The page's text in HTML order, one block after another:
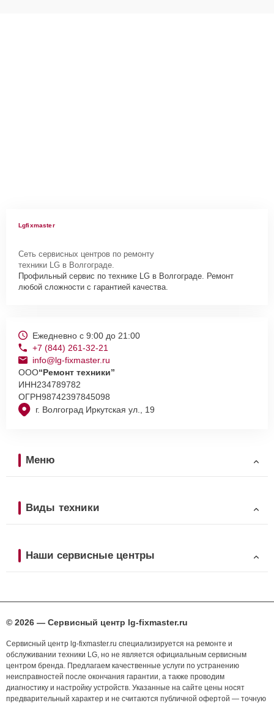
Lgfixmaster
Сеть сервисных центров по ремонту
техники LG в Волгограде.
Профильный сервис по технике LG в Волгограде. Ремонт
любой сложности с гарантией качества.
г. Волгоград Иркутская ул., 19
Ежедневно с 9:00 до 21:00
+7 (844) 261-32-21
info@lg-fixmaster.ru
ООО“Ремонт техники”
ИНН234789782
ОГРН98742397845098
Меню
Виды техники
Наши сервисные центры
© 2026 — Сервисный центр lg-fixmaster.ru
Сервисный центр lg-fixmaster.ru специализируется на ремонте и
обслуживании техники LG, но не является официальным сервисным
центром бренда. Предлагаем качественные услуги по устранению
неисправностей после окончания гарантии, а также проводим
диагностику и настройку устройств. Указанные на сайте цены носят
предварительный характер и не считаются публичной офертой — точную